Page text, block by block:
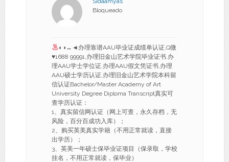
Bloqueado
◐◑↔ ◄办理靠谱AAU毕业证成绩单认证,Q微
♥1688 99991,办理旧金山艺术学院毕业证书,办
理AAU学士学位证,办理AAU假文凭证书,办理
AAU硕士学历认证,办理旧金山艺术学院本科留
信认证Bachelor/Master Academy of Art
University Degree Diploma Transcript真实可
查学历认证：
1、真实留信网认证（网上可查，永久存档，无
风险，百分百成功入库）；
2、购买英美真实学籍（不用正常就读，直接
出学历）；
3、英美一年硕士保毕业证项目（保录取，学校
挂名，不用正常就读，保毕业）